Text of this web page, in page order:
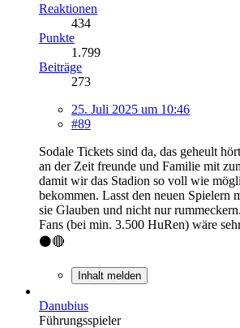
Reaktionen
434
Punkte
1.799
Beiträge
273
25. Juli 2025 um 10:46
#89
Sodale Tickets sind da, das geheult
an der Zeit freunde und Familie mit
damit wir das Stadion so voll wie
bekommen. Lasst den neuen Spielern
sie Glauben und nicht nur
Fans (bei min. 3.500 HuRen) wäre
⚫️🔴
Inhalt melden
Danubius
Führungsspieler